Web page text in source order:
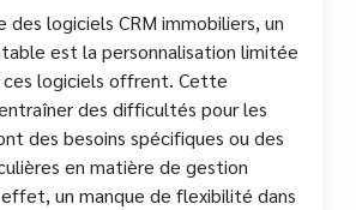
des logiciels CRM immobiliers, un
est la personnalisation limitée
logiciels offrent. Cette
des difficultés pour les
des besoins spécifiques ou des
en matière de gestion
un manque de flexibilité dans